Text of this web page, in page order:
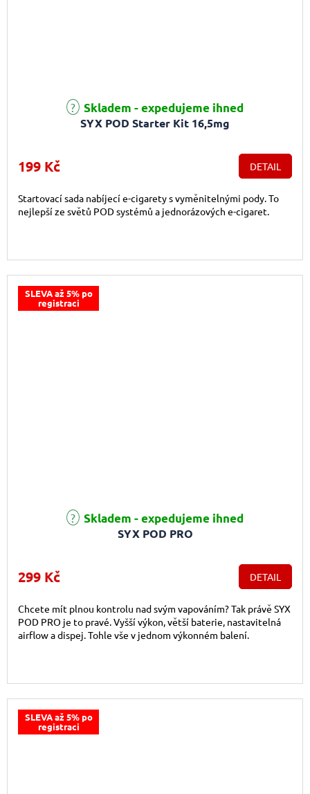
SYX POD Starter Kit 16,5mg
Průměrné hodnocení produktu je 5,0 z 5 hvězdiček.
Skladem - expedujeme ihned
199 Kč DETAIL
Startovací sada nabíjecí e-cigarety s vyměnitelnými pody. To
nejlepší ze světů POD systémů a jednorázových e-cigaret.
SLEVA až 5% po
registraci
SYX POD PRO
Skladem - expedujeme ihned
299 Kč DETAIL
Chcete mít plnou kontrolu nad svým vapováním? Tak právě SYX
POD PRO je to pravé. Vyšší výkon, větší baterie, nastavitelná
airflow a dispej. Tohle vše v jednom výkonném balení.
SLEVA až 5% po
registraci